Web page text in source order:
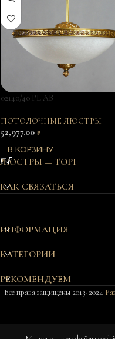
02140/40 PL AB
ПОТОЛОЧНЫЕ ЛЮСТРЫ
52,977.00 ₽
В КОРЗИНУ
ЛЮСТРЫ — ТОРГ
КАК СВЯЗАТЬСЯ
ИНФОРМАЦИЯ
КАТЕГОРИИ
РЕКОМЕНДУЕМ
Все права защищены 2013-2024
Потолочный